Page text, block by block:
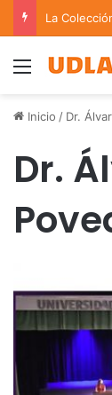
Menu
Inicio / Dr.
Dr.